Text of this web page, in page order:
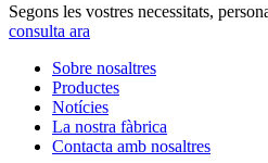
Segons les vostres necessitats,
consulta ara
Sobre nosaltres
Productes
Notícies
La nostra fàbrica
Contacta amb nosaltres